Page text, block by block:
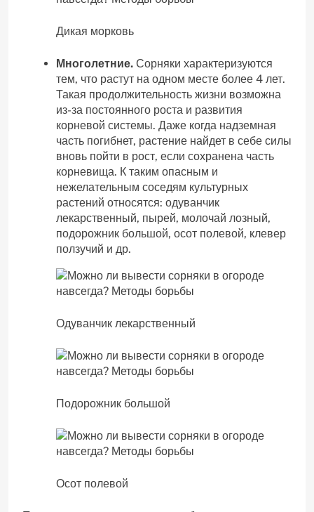
Дикая морковь
Многолетние. Сорняки характеризуются
тем, что растут на одном месте более 4 лет.
Такая продолжительность жизни возможна
из-за постоянного роста и развития
корневой системы. Даже когда надземная
часть погибнет, растение найдет в себе силы
вновь пойти в рост, если сохранена часть
корневища. К таким опасным и
нежелательным соседям культурных
растений относятся: одуванчик
лекарственный, пырей, молочай лозный,
подорожник большой, осот полевой, клевер
ползучий и др.
Одуванчик лекарственный
Подорожник большой
Осот полевой